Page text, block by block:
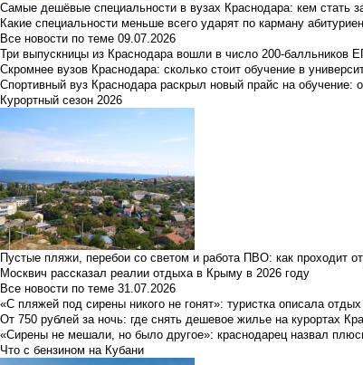
Самые дешёвые специальности в вузах Краснодара: кем стать
Какие специальности меньше всего ударят по карману
Все новости по теме 09.07.2026
Три выпускницы из Краснодара вошли в число 200-балльников
Скромнее вузов Краснодара: сколько стоит обучение в
Спортивный вуз Краснодара раскрыл новый прайс на обучение:
Курортный сезон 2026
Пустые пляжи, перебои со светом и работа ПВО: как проходит
Москвич рассказал реалии отдыха в Крыму в 2026 году
Все новости по теме 31.07.2026
«С пляжей под сирены никого не гонят»: туристка описала
От 750 рублей за ночь: где снять дешевое жилье на курортах
«Сирены не мешали, но было другое»: краснодарец назвал
Что с бензином на Кубани